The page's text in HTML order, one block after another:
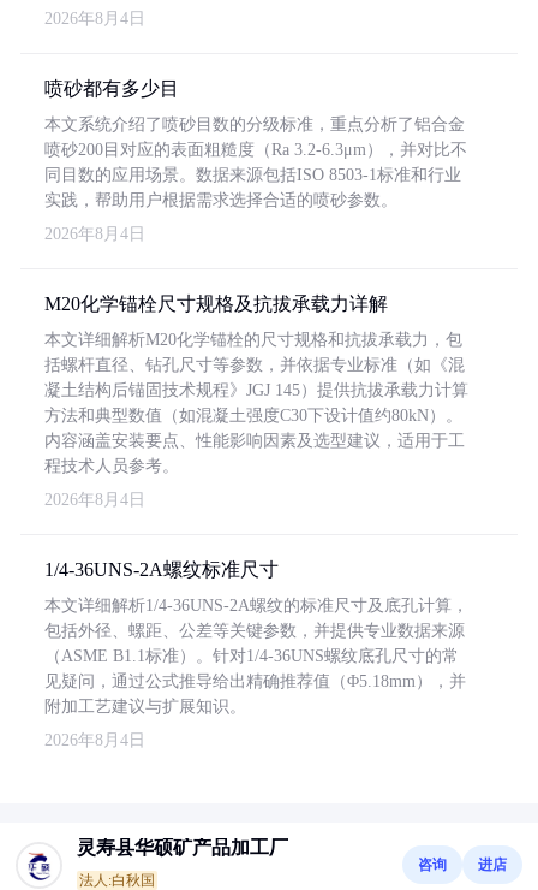
2026年8月4日
喷砂都有多少目
本文系统介绍了喷砂目数的分级标准，重点分析了铝合金
喷砂200目对应的表面粗糙度（Ra 3.2-6.3μm），并对比不
同目数的应用场景。数据来源包括ISO 8503-1标准和行业
实践，帮助用户根据需求选择合适的喷砂参数。
2026年8月4日
M20化学锚栓尺寸规格及抗拔承载力详解
本文详细解析M20化学锚栓的尺寸规格和抗拔承载力，包
括螺杆直径、钻孔尺寸等参数，并依据专业标准（如《混
凝土结构后锚固技术规程》JGJ 145）提供抗拔承载力计算
方法和典型数值（如混凝土强度C30下设计值约80kN）。
内容涵盖安装要点、性能影响因素及选型建议，适用于工
程技术人员参考。
2026年8月4日
1/4-36UNS-2A螺纹标准尺寸
本文详细解析1/4-36UNS-2A螺纹的标准尺寸及底孔计算，
包括外径、螺距、公差等关键参数，并提供专业数据来源
（ASME B1.1标准）。针对1/4-36UNS螺纹底孔尺寸的常
见疑问，通过公式推导给出精确推荐值（Φ5.18mm），并
附加工艺建议与扩展知识。
2026年8月4日
灵寿县华硕矿产品加工厂
法人:白秋国
咨询 进店